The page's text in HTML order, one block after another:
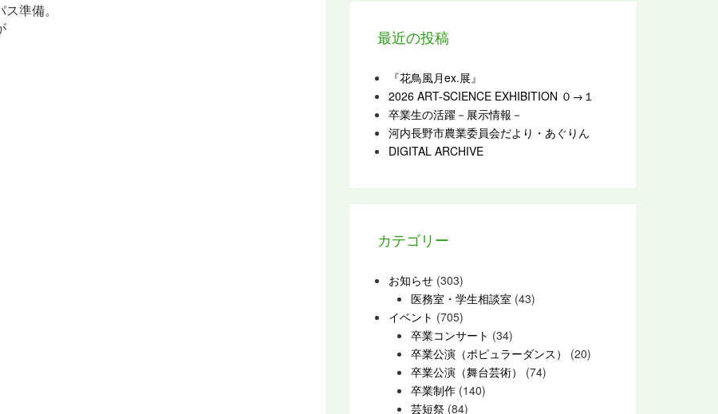
準備。
最近の投稿
『花鳥風月ex.展』
2026 ART-SCIENCE EXHIBITION ０→１
卒業生の活躍－展示情報－
河内長野市農業委員会だより・あぐりん
DIGITAL ARCHIVE
カテゴリー
お知らせ (303)
医務室・学生相談室 (43)
イベント (705)
卒業コンサート (34)
卒業公演（ポピュラーダンス）
(20)
卒業公演（舞台芸術）
(74)
卒業制作 (140)
芸短祭 (84)